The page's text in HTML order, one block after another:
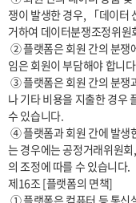
쟁이 발생한 경우, 「데이터
거하여 데이터분쟁조정위
임은 회원이 부담해야 합니
나 기타 비용을 지출한 경우
수 있습니다.
는 경우에는 공정거래위원
의 조정에 따를 수 있습니다.
제16조 [플랫폼의 면책]